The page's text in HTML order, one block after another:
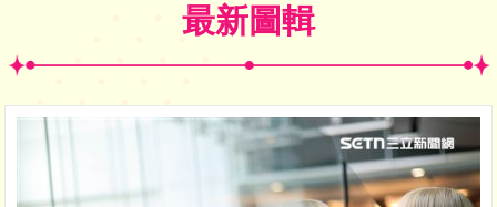
最新圖輯